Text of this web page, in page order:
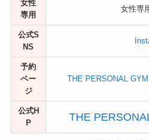
女性
専用
女性専
公式S
NS
予約
ペー
ジ
THE PERSONAL
公式H
P
THE